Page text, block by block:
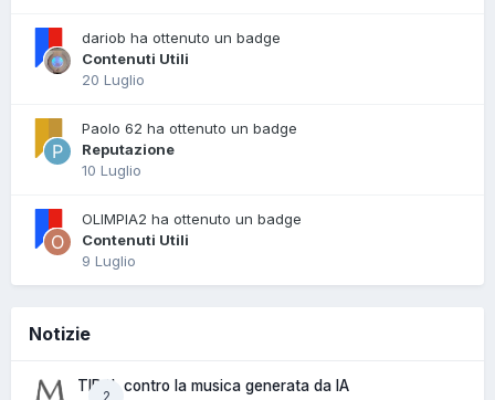
dariob ha ottenuto un badge
Contenuti Utili
20 Luglio
Paolo 62 ha ottenuto un badge
Reputazione
10 Luglio
OLIMPIA2 ha ottenuto un badge
Contenuti Utili
9 Luglio
Notizie
2
TIDAL contro la musica generata da IA